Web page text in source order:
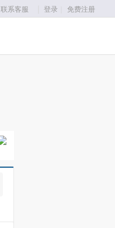
登录 免费注册
联系客服